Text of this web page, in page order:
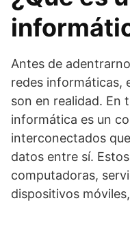
Antes de
redes informáticas,
son en realidad. En
informática es un
interconectados
datos entre sí.
computadoras,
dispositivos